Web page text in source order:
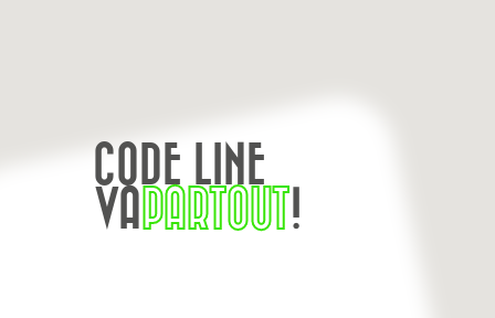
CODE LINE
VAPARTOUT!